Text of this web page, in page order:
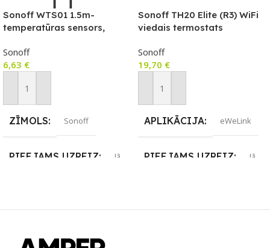
Sonoff WTS01 1.5m-
temperatūras sensors,
un Sonoff TH Elite A20
Sonoff
6,63 €
Pievienot Grozam
ZĪMOLS Sonoff
PIEEJAMS UZREIZ Jā
Sonoff TH20 Elite (R3) WiFi
viedais termostats
sausais kontakts) ar
sensora ieeju un LCD ekrānu
Sonoff
19,70 €
Pievienot Grozam
APLIKĀCIJA eWeLink
PIEEJAMS UZREIZ Jā